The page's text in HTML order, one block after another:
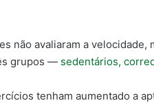
não avaliaram a velocidade,
grupos — sedentários,
tenham aumentado a